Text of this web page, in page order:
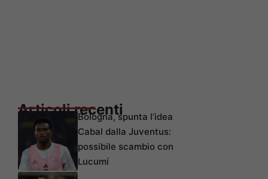
Articoli recentiBologna, spunta l’idea
Cabal dalla Juventus:
possibile scambio con
Lucumí